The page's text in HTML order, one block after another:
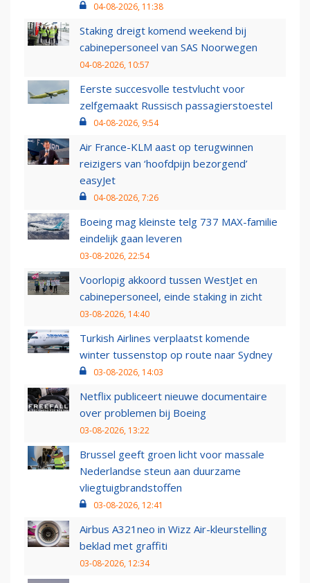
04-08-2026, 11:38
Staking dreigt komend weekend bij
cabinepersoneel van SAS Noorwegen
04-08-2026, 10:57
Eerste succesvolle testvlucht voor
zelfgemaakt Russisch passagierstoestel
04-08-2026, 9:54
Air France-KLM aast op terugwinnen
reizigers van ‘hoofdpijn bezorgend’
easyJet
04-08-2026, 7:26
Boeing mag kleinste telg 737 MAX-familie
eindelijk gaan leveren
03-08-2026, 22:54
Voorlopig akkoord tussen WestJet en
cabinepersoneel, einde staking in zicht
03-08-2026, 14:40
Turkish Airlines verplaatst komende
winter tussenstop op route naar Sydney
03-08-2026, 14:03
Netflix publiceert nieuwe documentaire
over problemen bij Boeing
03-08-2026, 13:22
Brussel geeft groen licht voor massale
Nederlandse steun aan duurzame
vliegtuigbrandstoffen
03-08-2026, 12:41
Airbus A321neo in Wizz Air-kleurstelling
beklad met graffiti
03-08-2026, 12:34